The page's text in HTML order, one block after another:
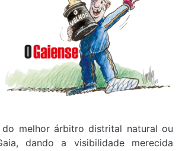
do melhor árbitro distrital natural ou
dando a visibilidade merecida